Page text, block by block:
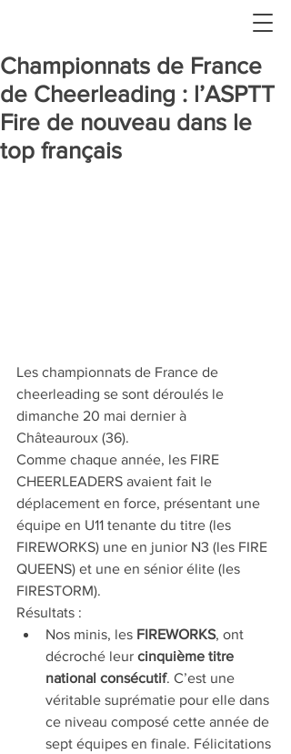
Championnats de France
de Cheerleading : l’ASPTT
Fire de nouveau dans le
top français
Les championnats de France de
cheerleading se sont déroulés le
dimanche 20 mai dernier à
Châteauroux (36).
Comme chaque année, les FIRE
CHEERLEADERS avaient fait le
déplacement en force, présentant une
équipe en U11 tenante du titre (les
FIREWORKS) une en junior N3 (les FIRE
QUEENS) et une en sénior élite (les
FIRESTORM).
Résultats :
Nos minis, les FIREWORKS, ont
décroché leur cinquième titre
national consécutif. C’est une
véritable suprématie pour elle dans
ce niveau composé cette année de
sept équipes en finale. Félicitations